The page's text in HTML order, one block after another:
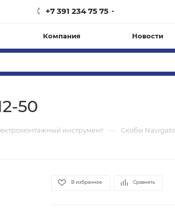
+7 391 234 75 75
Компания Новости
50
инструмент — Скобы
В избранное Сравнить